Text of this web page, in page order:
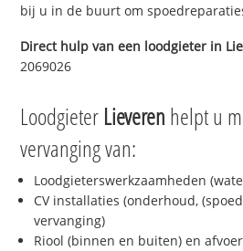
bij u in de buurt om
Direct hulp van een loodgieter in
2069026
Loodgieter Lieveren helpt u
vervanging van:
Loodgieterswerkzaamheden
CV installaties (onderhoud,
vervanging)
Riool (binnen en buiten) en